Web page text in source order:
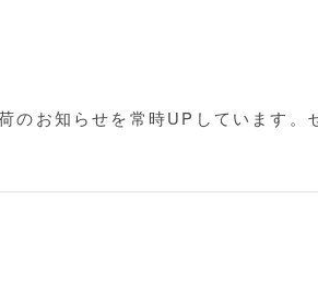
お知らせを常時UPしています。